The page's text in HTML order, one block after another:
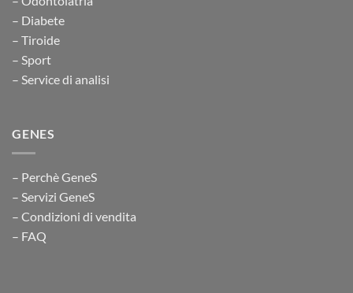
– Diabete
– Tiroide
– Sport
– Service di analisi
GENES
– Perchè GeneS
– Servizi GeneS
– Condizioni di vendita
– FAQ